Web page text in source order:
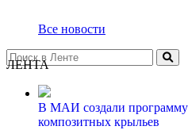
Все новости
ЛЕНТА
В МАИ создали программу
композитных крыльев